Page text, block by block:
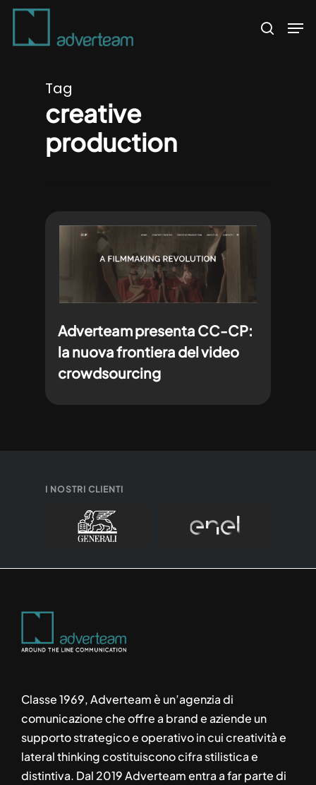
Skip
main
search
Tag
creative
production
Adverteam presenta CC-CP:
la nuova frontiera del video
crowdsourcing
I NOSTRI CLIENTI
Classe 1969, Adverteam è un’agenzia di
comunicazione che offre a brand e aziende un
supporto strategico e operativo in cui creatività e
lateral thinking costituiscono cifra stilistica e
distintiva. Dal 2019 Adverteam entra a far parte di